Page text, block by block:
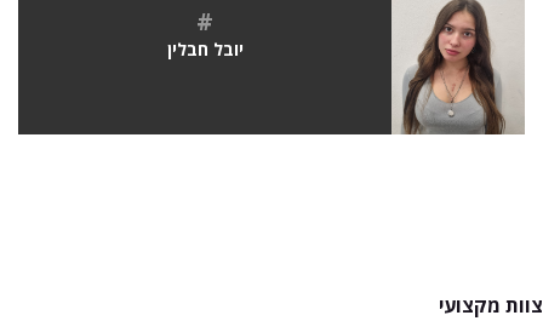
#
יובל חבלין
צוות מקצועי